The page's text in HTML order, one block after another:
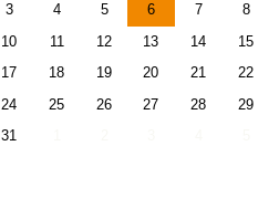
3
4 5 6 7 8
10
11 12 13 14 15
17
18 19 20 21 22
24
25 26 27 28 29
31